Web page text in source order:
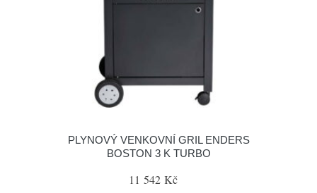
PLYNOVÝ VENKOVNÍ GRIL ENDERS
BOSTON 3 K TURBO
11 542 Kč